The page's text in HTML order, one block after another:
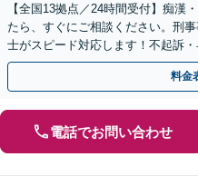
【全国13拠点／24時間受付】痴漢
たら、すぐにご相談ください。刑
士がスピード対応します！不起訴
動を行います。
料金
電話でお問い合わせ